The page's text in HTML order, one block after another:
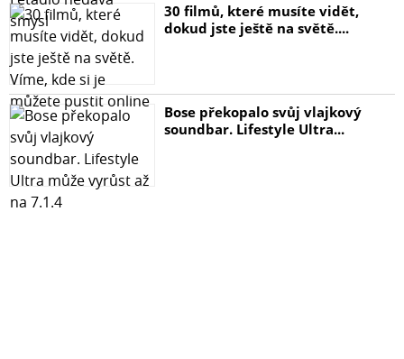
30 filmů, které musíte vidět,
dokud jste ještě na světě....
Bose překopalo svůj vlajkový
soundbar. Lifestyle Ultra...